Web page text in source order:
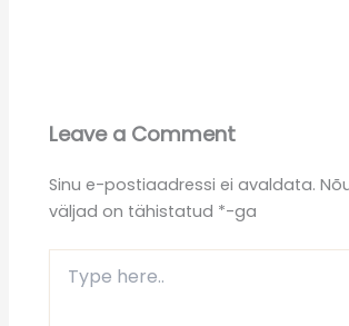
Leave a Comment
Sinu e-postiaadressi ei avaldata.
väljad on tähistatud *-ga
here..